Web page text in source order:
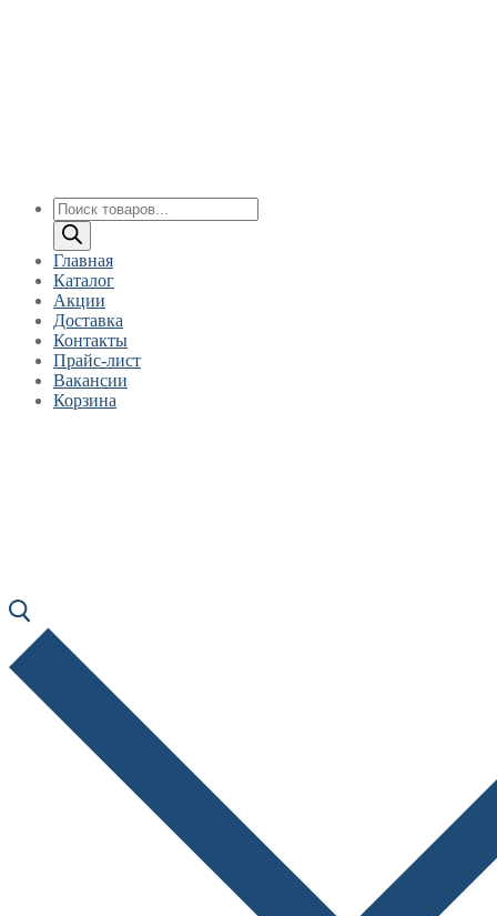
Поиск
товаров
Главная
Каталог
Акции
Доставка
Контакты
Прайс-лист
Вакансии
Корзина